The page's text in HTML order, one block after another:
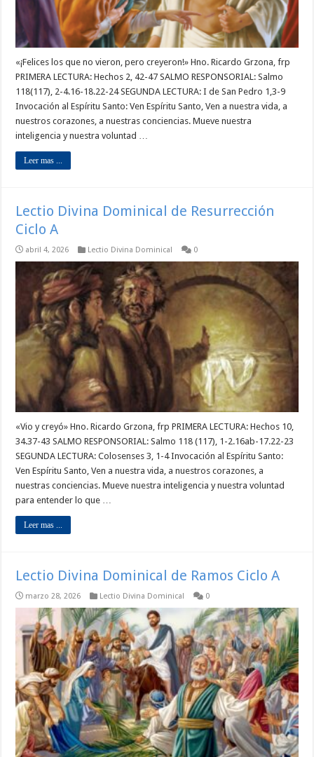
«¡Felices los que no vieron, pero creyeron!» Hno. Ricardo Grzona, frp
PRIMERA LECTURA: Hechos 2, 42-47 SALMO RESPONSORIAL: Salmo
118(117), 2-4.16-18.22-24 SEGUNDA LECTURA: I de San Pedro 1,3-9
Invocación al Espíritu Santo: Ven Espíritu Santo, Ven a nuestra vida, a
nuestros corazones, a nuestras conciencias. Mueve nuestra
inteligencia y nuestra voluntad …
Leer mas ...
Lectio Divina Dominical de Resurrección
Ciclo A
abril 4, 2026 Lectio Divina Dominical 0
«Vio y creyó» Hno. Ricardo Grzona, frp PRIMERA LECTURA: Hechos 10,
34.37-43 SALMO RESPONSORIAL: Salmo 118 (117), 1-2.16ab-17.22-23
SEGUNDA LECTURA: Colosenses 3, 1-4 Invocación al Espíritu Santo:
Ven Espíritu Santo, Ven a nuestra vida, a nuestros corazones, a
nuestras conciencias. Mueve nuestra inteligencia y nuestra voluntad
para entender lo que …
Leer mas ...
Lectio Divina Dominical de Ramos Ciclo A
marzo 28, 2026 Lectio Divina Dominical 0